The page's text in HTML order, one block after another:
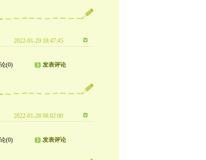
2022-01-29 18:47:45
(0) 发表评论
2022-01-28 08:02:00
(0) 发表评论